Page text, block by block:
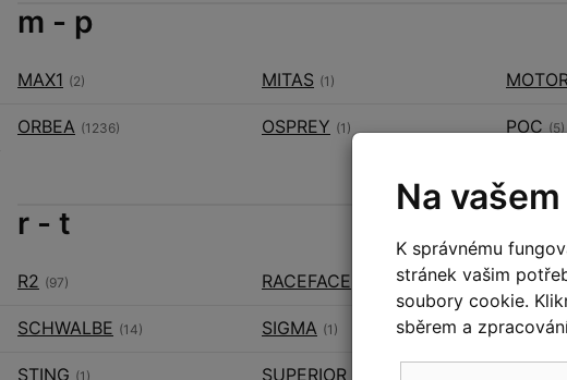
m - p
MAX1 (2) MITAS (1)
ORBEA (1236) OSPREY (1) POC (5)
r - t
R2 (97) RACEFACE Ridley
SCHWALBE (14) SIGMA (1) SKS (7)
STING (1) SUPERIOR
Na
K správnému
stránek vašim
soubory cookie.
sběrem a